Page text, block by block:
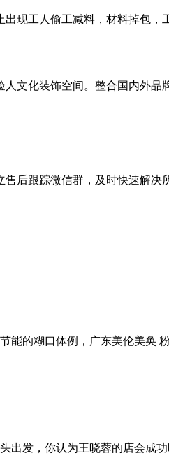
现工人偷工减料，材料掉包
人文化装饰空间。整合国内外品
后跟踪微信群，及时快速解决
的糊口体例，广东美伦美奂
出发，你认为王晓蓉的店会成